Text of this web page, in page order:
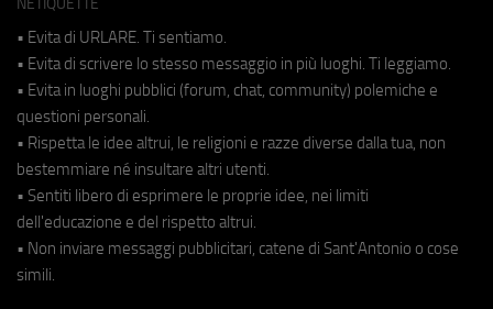
NETIQUETTE
• Evita di URLARE. Ti sentiamo.
• Evita di scrivere lo stesso messaggio in più luoghi. Ti leggiamo.
• Evita in luoghi pubblici (forum, chat, community) polemiche e
questioni personali.
• Rispetta le idee altrui, le religioni e razze diverse dalla tua, non
bestemmiare né insultare altri utenti.
• Sentiti libero di esprimere le proprie idee, nei limiti
dell'educazione e del rispetto altrui.
• Non inviare messaggi pubblicitari, catene di Sant'Antonio o cose
simili.